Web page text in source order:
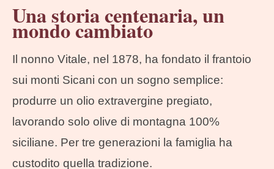
Una storia centenaria, un
mondo cambiato
Il nonno Vitale, nel 1878, ha fondato il frantoio
sui monti Sicani con un sogno semplice:
produrre un olio extravergine pregiato,
lavorando solo olive di montagna 100%
siciliane. Per tre generazioni la famiglia ha
custodito quella tradizione.